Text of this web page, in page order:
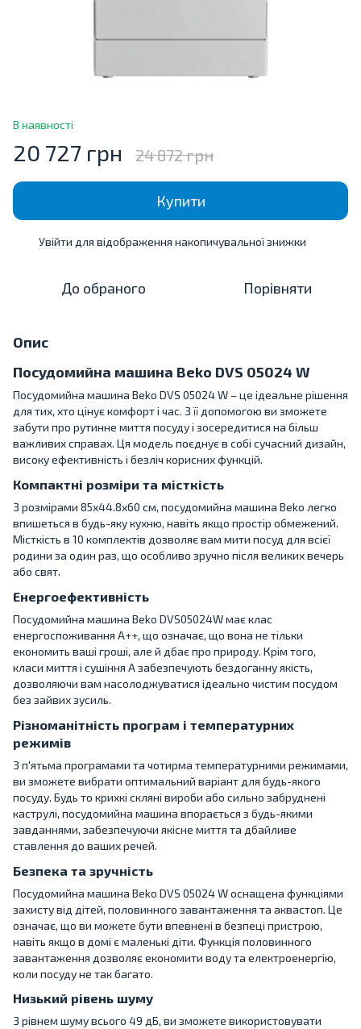
В наявності
20 727 грн 24 872 грн
Купити
Увійти для відображення накопичувальної знижки
До обраного Порівняти
Опис
Посудомийна машина Beko DVS 05024 W
Посудомийна машина Beko DVS 05024 W – це ідеальне рішення
для тих, хто цінує комфорт і час. З її допомогою ви зможете
забути про рутинне миття посуду і зосередитися на більш
важливих справах. Ця модель поєднує в собі сучасний дизайн,
високу ефективність і безліч корисних функцій.
Компактні розміри та місткість
З розмірами 85x44.8x60 см, посудомийна машина Beko легко
впишеться в будь-яку кухню, навіть якщо простір обмежений.
Місткість в 10 комплектів дозволяє вам мити посуд для всієї
родини за один раз, що особливо зручно після великих вечерь
або свят.
Енергоефективність
Посудомийна машина Beko DVS05024W має клас
енергоспоживання A++, що означає, що вона не тільки
економить ваші гроші, але й дбає про природу. Крім того,
класи миття і сушіння A забезпечують бездоганну якість,
дозволяючи вам насолоджуватися ідеально чистим посудом
без зайвих зусиль.
Різноманітність програм і температурних
режимів
З п'ятьма програмами та чотирма температурними режимами,
ви зможете вибрати оптимальний варіант для будь-якого
посуду. Будь то крихкі скляні вироби або сильно забруднені
каструлі, посудомийна машина впорається з будь-якими
завданнями, забезпечуючи якісне миття та дбайливе
ставлення до ваших речей.
Безпека та зручність
Посудомийна машина Beko DVS 05024 W оснащена функціями
захисту від дітей, половинного завантаження та аквастоп. Це
означає, що ви можете бути впевнені в безпеці пристрою,
навіть якщо в домі є маленькі діти. Функція половинного
завантаження дозволяє економити воду та електроенергію,
коли посуду не так багато.
Низький рівень шуму
З рівнем шуму всього 49 дБ, ви зможете використовувати